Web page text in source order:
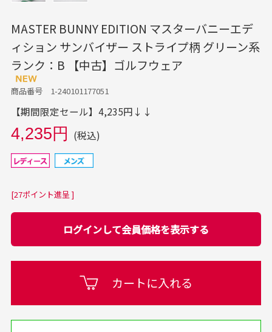
MASTER BUNNY EDITION マスターバニーエデ
ィション サンバイザー ストライプ柄 グリーン系
ランク：B 【中古】ゴルフウェア
商品番号 1-240101177051
【期間限定セール】4,235円↓↓
4,235円 (税込)
[27ポイント進呈 ]
ログインして会員価格を表示する
カートに入れる